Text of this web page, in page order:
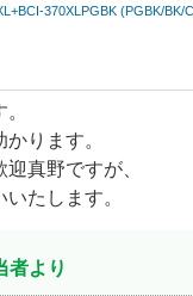
370XLPGBK (PGBK/
ります。
真野ですが、
たします。
者より